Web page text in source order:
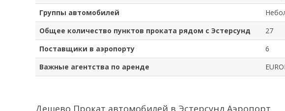
Группы автомобилей
Общее количество пунктов проката рядом с Эстерсунд
27
Поставщики в аэропорту
6
Важные агентства по аренде